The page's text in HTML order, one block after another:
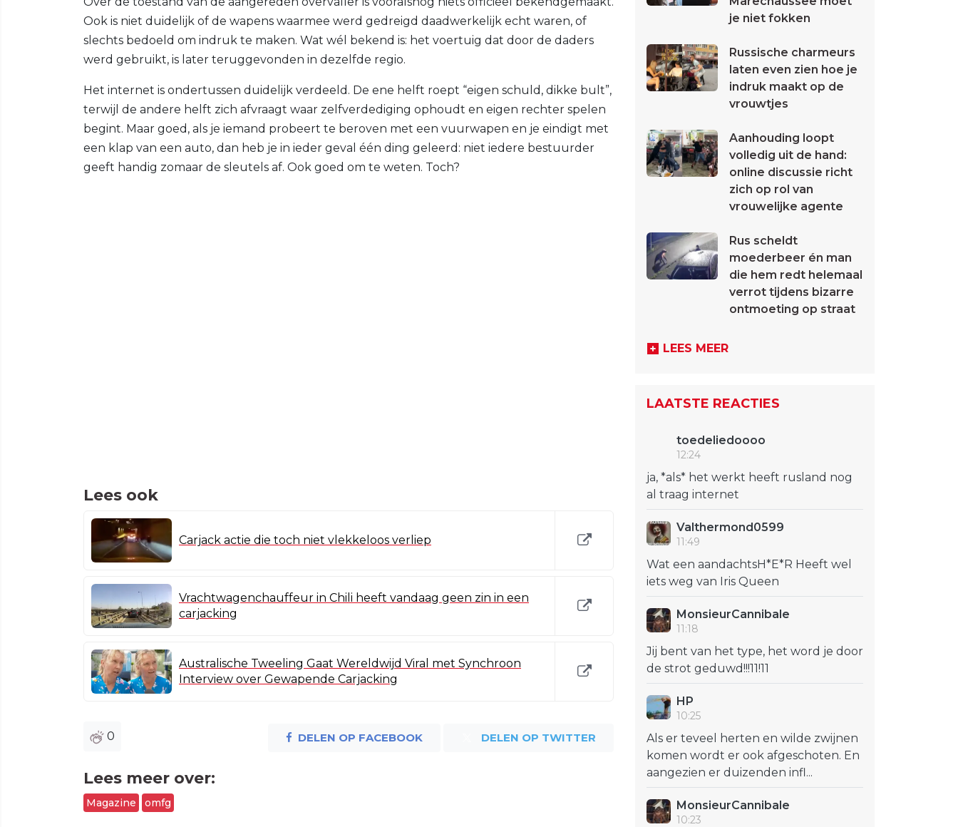
Ook is niet duidelijk of de wapens waarmee werd gedreigd daadwerkelijk echt waren, of
slechts bedoeld om indruk te maken. Wat wél bekend is: het voertuig dat door de daders
werd gebruikt, is later teruggevonden in dezelfde regio.
Het internet is ondertussen duidelijk verdeeld. De ene helft roept “eigen schuld, dikke bult”,
terwijl de andere helft zich afvraagt waar zelfverdediging ophoudt en eigen rechter spelen
begint. Maar goed, als je iemand probeert te beroven met een vuurwapen en je eindigt met
een klap van een auto, dan heb je in ieder geval één ding geleerd: niet iedere bestuurder
geeft handig zomaar de sleutels af. Ook goed om te weten. Toch?
Lees ook
Carjack actie die toch niet vlekkeloos verliep
Vrachtwagenchauffeur in Chili heeft vandaag geen zin in een
carjacking
Australische Tweeling Gaat Wereldwijd Viral met Synchroon
Interview over Gewapende Carjacking
0 DELEN OP FACEBOOK DELEN OP TWITTER
Lees meer over:
Magazine omfg
je niet fokken
Russische charmeurs
laten even zien hoe je
indruk maakt op de
vrouwtjes
Aanhouding loopt
volledig uit de hand:
online discussie richt
zich op rol van
vrouwelijke agente
Rus scheldt
moederbeer én man
die hem redt helemaal
verrot tijdens bizarre
ontmoeting op straat
LEES MEER
LAATSTE REACTIES
toedeliedoooo
12:24
ja, *als* het werkt heeft rusland nog
al traag internet
Valthermond0599
11:49
Wat een aandachtsH*E*R Heeft wel
iets weg van Iris Queen
MonsieurCannibale
11:18
Jij bent van het type, het word je door
de strot geduwd!!!11!11
HP
10:25
Als er teveel herten en wilde zwijnen
komen wordt er ook afgeschoten. En
aangezien er duizenden infl...
MonsieurCannibale
10:23